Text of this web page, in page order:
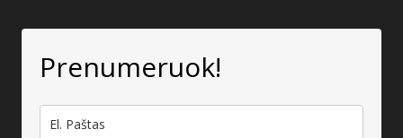
Prenumeruok!